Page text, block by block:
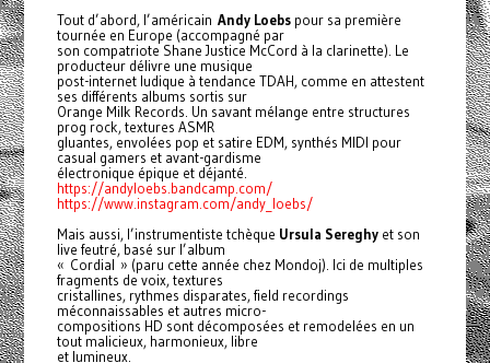
Tout d’abord, l’américain Andy Loebspour sa première
tournée en Europe (accompagné par
son compatriote Shane Justice McCord à la clarinette). Le
producteur délivre une musique
post-internet ludique à tendance TDAH, comme en attestent
ses différents albums sortis sur
Orange Milk Records. Un savant mélange entre structures
prog rock, textures ASMR
gluantes, envolées pop et satire EDM, synthés MIDI pour
casual gamers et avant-gardisme
électronique épique et déjanté.
https://andyloebs.bandcamp.com/
https://www.instagram.com/andy_loebs/
Mais aussi, l’instrumentiste tchèque Ursula Sereghyet son
live feutré, basé sur l’album
« Cordial » (paru cette année chez Mondoj). Ici de multiples
fragments de voix, textures
cristallines, rythmes disparates, field recordings
méconnaissables et autres micro-
compositions HD sont décomposées et remodelées en un
tout malicieux, harmonieux, libre
et lumineux.